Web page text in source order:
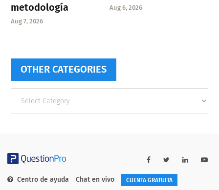
metodología
Aug 7, 2026
Aug 6, 2026
OTHER CATEGORIES
categories
Centro de ayuda Chat en vivo CUENTA GRATUITA